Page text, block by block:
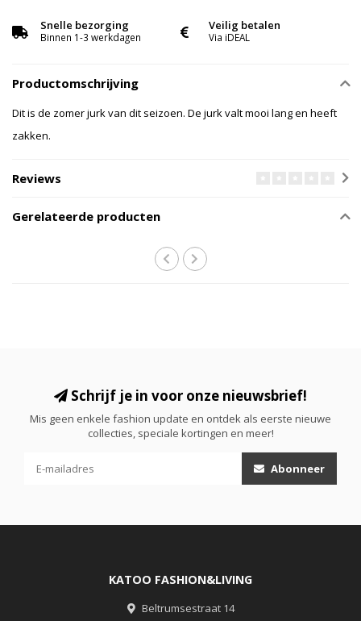
Snelle bezorging
Binnen 1-3 werkdagen
Veilig betalen
Via iDEAL
Productomschrijving
Dit is de zomer jurk van dit seizoen. De jurk valt mooi lang en heeft
zakken.
Reviews
Gerelateerde producten
Schrijf je in voor onze nieuwsbrief!
Mis geen enkele fashion update en ontdek als eerste nieuwe
collecties, speciale kortingen en meer!
Abonneer
KATOO FASHION&LIVING
Beltrumsestraat 14